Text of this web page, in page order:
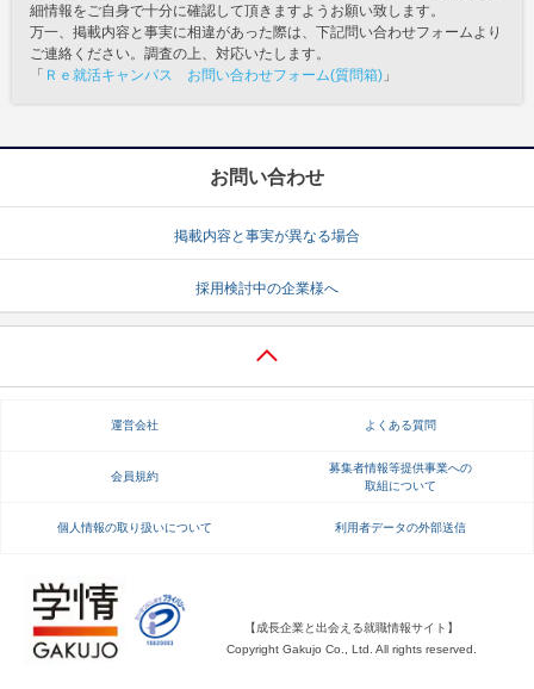
細情報をご自身で十分に確認して頂きますようお願い致します。
万一、掲載内容と事実に相違があった際は、下記問い合わせフォームより
ご連絡ください。調査の上、対応いたします。
「 Ｒｅ就活キャンパス お問い合わせフォーム(質問箱) 」
お問い合わせ
掲載内容と事実が異なる場合
採用検討中の企業様へ
運営会社 よくある質問
会員規約
募集者情報等提供事業への
取組について
個人情報の取り扱いについて 利用者データの外部送信
【成長企業と出会える就職情報サイト】
Copyright Gakujo Co., Ltd. All rights reserved.